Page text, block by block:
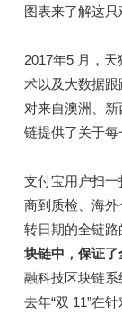
图表来了解这只
2017年5 月，
术以及大数据
对来自澳洲、
链提供了关于每
支付宝用户扫
商到质检、海
转日期的全链路
块链中，保证了
融科技区块链
去年“双 11”在